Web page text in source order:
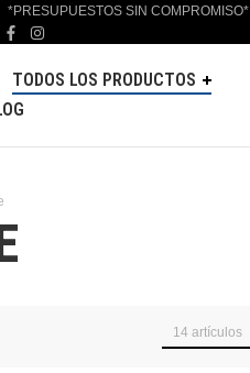
*PRESUPUESTOS SIN COMPROMISO*
facebook
instagram
TODOS LOS PRODUCTOS
14 artículos